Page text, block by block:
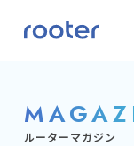
ルーターマガジン